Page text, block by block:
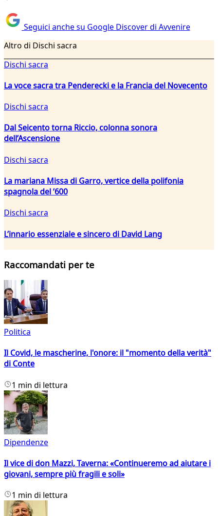
Seguici anche su Google Discover di Avvenire
Altro di Dischi sacra
Dischi sacra
La voce sacra tra Penderecki e la Francia del Novecento
Dischi sacra
Dal Seicento torna Riccio, colonna sonora
dell’Ascensione
Dischi sacra
La mariana Missa di Garro, vertice della polifonia
spagnola del ’600
Dischi sacra
L’innario essenziale e sincero di David Lang
Raccomandati per te
Politica
Il Covid, le mascherine, l'onore: il "momento della verità"
di Conte
1 min di lettura
Dipendenze
Il vice di don Mazzi, Taverna: «Continueremo ad aiutare i
giovani, sempre più fragili e soli»
1 min di lettura